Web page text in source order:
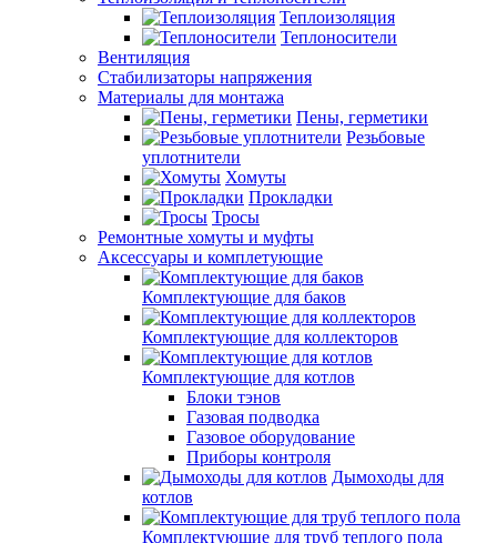
Теплоизоляция
Теплоносители
Вентиляция
Стабилизаторы напряжения
Материалы для монтажа
Пены, герметики
Резьбовые
уплотнители
Хомуты
Прокладки
Тросы
Ремонтные хомуты и муфты
Аксессуары и комплетующие
Комплектующие для баков
Комплектующие для коллекторов
Комплектующие для котлов
Блоки тэнов
Газовая подводка
Газовое оборудование
Приборы контроля
Дымоходы для
котлов
Комплектующие для труб теплого пола